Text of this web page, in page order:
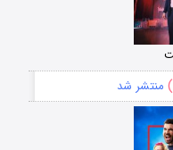
منتشر شد